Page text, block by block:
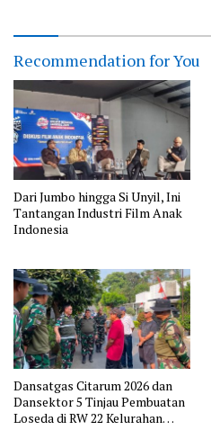
Recommendation for You
Dari Jumbo hingga Si Unyil, Ini
Tantangan Industri Film Anak
Indonesia
Dansatgas Citarum 2026 dan
Dansektor 5 Tinjau Pembuatan
Loseda di RW 22 Kelurahan